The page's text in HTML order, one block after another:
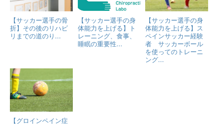
【サッカー選手の骨
折】その後のリハビ
リまでの道のり...
【サッカー選手の身
体能力を上げる】ト
レーニング、食事、
睡眠の重要性...
【サッカー選手の身
体能力を上げる】ス
ペインサッカー経験
者 サッカーボール
を使ってのトレーニ
ング...
【グロインペイン症